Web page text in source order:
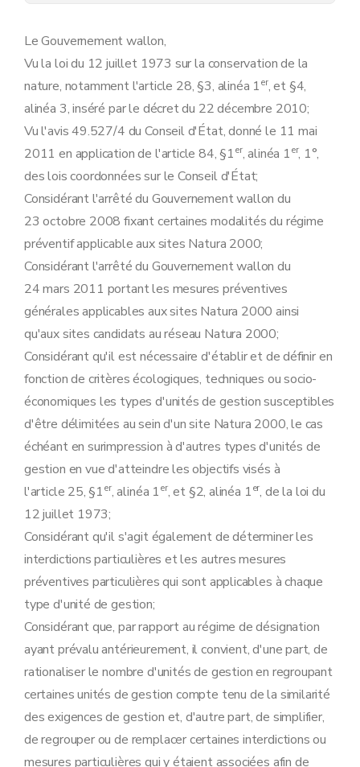
Art. 17
Le Gouvernement wallon,
Vu la loi du 12 juillet 1973 sur la conservation de la
nature, notamment l'article 28, §3, alinéa 1er, et §4,
alinéa 3, inséré par le décret du 22 décembre 2010;
Vu l'avis 49.527/4 du Conseil d'État, donné le 11 mai
2011 en application de l'article 84, §1er, alinéa 1er, 1°,
des lois coordonnées sur le Conseil d'État;
Considérant l'arrêté du Gouvernement wallon du
23 octobre 2008 fixant certaines modalités du régime
préventif applicable aux sites Natura 2000;
Considérant l'arrêté du Gouvernement wallon du
24 mars 2011 portant les mesures préventives
générales applicables aux sites Natura 2000 ainsi
qu'aux sites candidats au réseau Natura 2000;
Considérant qu'il est nécessaire d'établir et de définir en
fonction de critères écologiques, techniques ou socio-
économiques les types d'unités de gestion susceptibles
d'être délimitées au sein d'un site Natura 2000, le cas
échéant en surimpression à d'autres types d'unités de
gestion en vue d'atteindre les objectifs visés à
l'article 25, §1er, alinéa 1er, et §2, alinéa 1er, de la loi du
12 juillet 1973;
Considérant qu'il s'agit également de déterminer les
interdictions particulières et les autres mesures
préventives particulières qui sont applicables à chaque
type d'unité de gestion;
Considérant que, par rapport au régime de désignation
ayant prévalu antérieurement, il convient, d'une part, de
rationaliser le nombre d'unités de gestion en regroupant
certaines unités de gestion compte tenu de la similarité
des exigences de gestion et, d'autre part, de simplifier,
de regrouper ou de remplacer certaines interdictions ou
mesures particulières qui y étaient associées afin de